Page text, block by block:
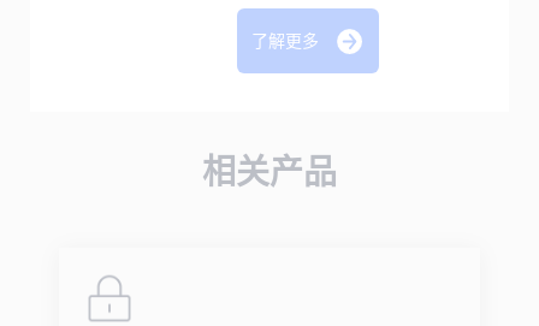
了解更多
相关产品